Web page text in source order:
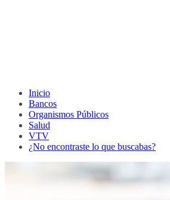
Inicio
Bancos
Organismos Públicos
Salud
VTV
¿No encontraste lo que buscabas?